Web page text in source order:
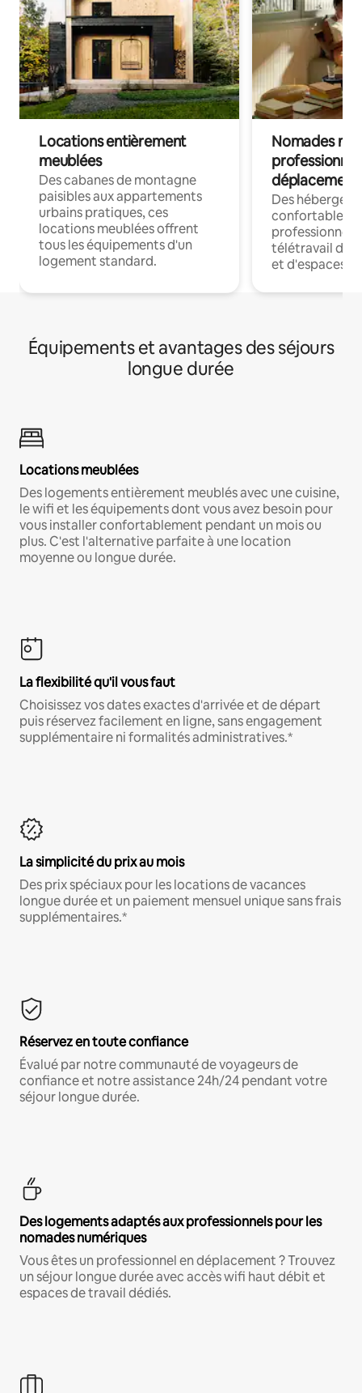
Locations entièrement
meublées
Des cabanes de montagne
paisibles aux appartements
urbains pratiques, ces
locations meublées offrent
tous les équipements d'un
logement standard.
Nomades
déplacement
Des
confortables
professionnels
télétravail
et d'espaces
Équipements et avantages des séjours
longue durée
Locations meublées
Des logements entièrement meublés avec une cuisine,
le wifi et les équipements dont vous avez besoin pour
vous installer confortablement pendant un mois ou
plus. C'est l'alternative parfaite à une location
moyenne ou longue durée.
La flexibilité qu'il vous faut
Choisissez vos dates exactes d'arrivée et de départ
puis réservez facilement en ligne, sans engagement
supplémentaire ni formalités administratives.*
La simplicité du prix au mois
Des prix spéciaux pour les locations de vacances
longue durée et un paiement mensuel unique sans frais
supplémentaires.*
Réservez en toute confiance
Évalué par notre communauté de voyageurs de
confiance et notre assistance 24h/24 pendant votre
séjour longue durée.
Des logements adaptés aux professionnels pour les
nomades numériques
Vous êtes un professionnel en déplacement ? Trouvez
un séjour longue durée avec accès wifi haut débit et
espaces de travail dédiés.